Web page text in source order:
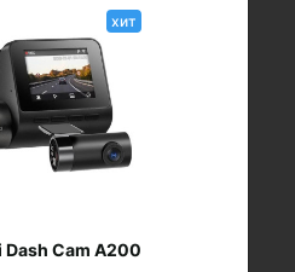
хит
Dash Cam A200